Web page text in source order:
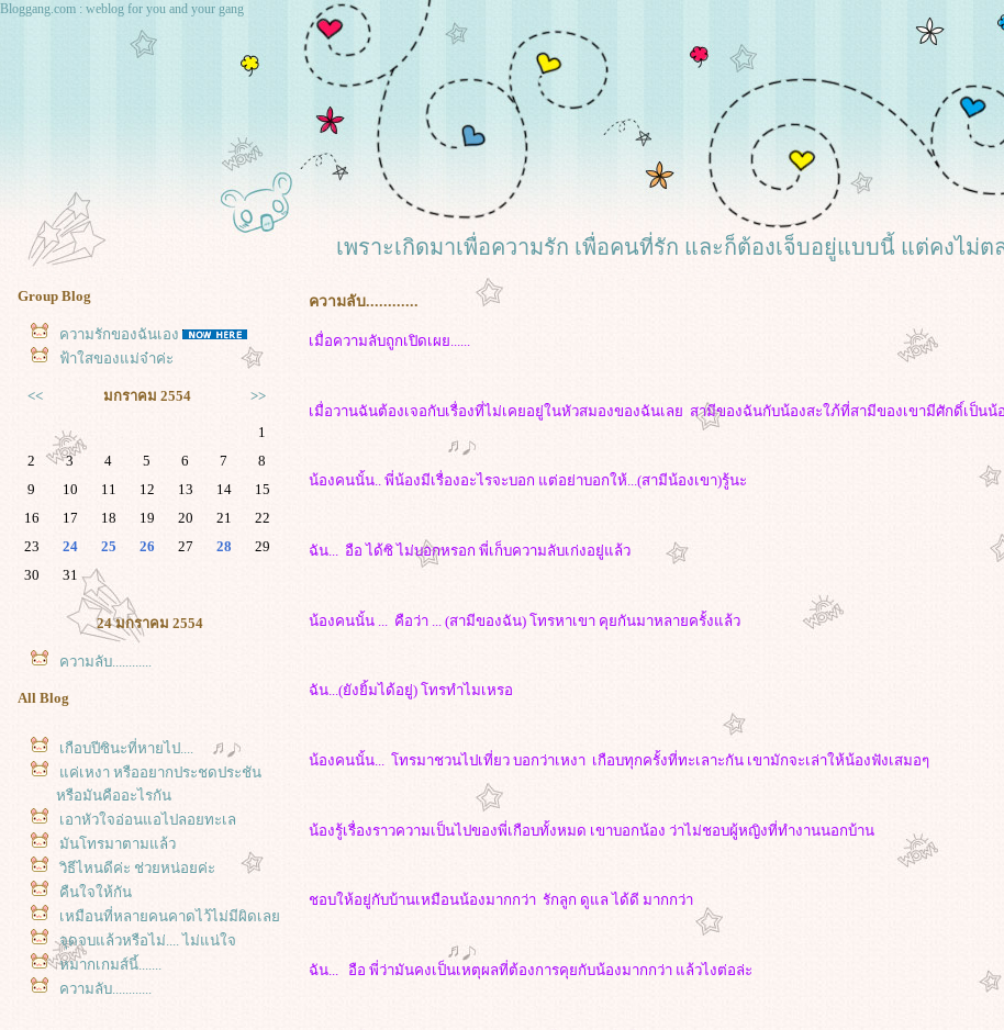
Bloggang.com : weblog for you and your gang
เพราะเกิดมาเพื่อความรัก เพื่อคนที่รัก และก็ต้องเจ็บอยู่แบบนี้ แต่คงไม่
Group Blog
ความรักของฉันเอง
ฟ้าใสของแม่จ๋าค่ะ
<< มกราคม 2554 >>
1
2
3 4 5 6 7
8
9
10 11 12 13 14
15
16
17 18 19 20 21
22
23
24 25 26 27 28
29
30
31
24 มกราคม 2554
ความลับ............
All Blog
เกือบปีซินะที่หายไป....
ค่เหงา หรืออยากประชดประชัน
หรือมันคืออะไรกัน
เอาหัวใจอ่อนแอไปลอยทะเล
มันโทรมาตามแล้ว
วิธีไหนดีค่ะ ช่วยหน่อยค่ะ
คืนใจให้กัน
เหมือนที่หลายคนคาดไว้ไม่มีผิดเล
จุดจบแล้วหรือไม่.... ไม่แน่ใจ
หมากเกมส์นี้.......
ความลับ............
ความลับ............
เมื่อความลับถูกเปิดเผย......
เมื่อวานฉันต้องเจอกับเรื่องที่ไม่เคยอยู่ในหัวสมองของฉันเลย สามีของฉันกับน้องสะใภ้ที่สามีของเขามีศักดิ์เป็น
น้องคนนั้น.. พี่น้องมีเรื่องอะไรจะบอก แต่อย่าบอกให้...(สามีน้องเขา)รู้นะ
ฉัน... อือ ได้ซิ ไม่บอกหรอก พี่เก็บความลับเก่งอยู่แล้ว
น้องคนนั้น ... คือว่า ... (สามีของฉัน) โทรหาเขา คุยกันมาหลายครั้งแล้ว
ฉัน...(ยังยิ้มได้อยู่) โทรทำไมเหรอ
น้องคนนั้น... โทรมาชวนไปเที่ยว บอกว่าเหงา เกือบทุกครั้งที่ทะเลาะกัน เขามักจะเล่าให้น้องฟังเสมอๆ
น้องรู้เรื่องราวความเป็นไปของพี่เกือบทั้งหมด เขาบอกน้อง ว่าไม่ชอบผู้หญิงที่ทำงานนอกบ้าน
ชอบให้อยู่กับบ้านเหมือนน้องมากกว่า รักลูก ดูแล ได้ดี มากกว่า
ฉัน... อือ พี่ว่ามันคงเป็นเหตุผลที่ต้องการคุยกับน้องมากกว่า แล้วไงต่อล่ะ